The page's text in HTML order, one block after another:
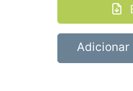
Adicionar